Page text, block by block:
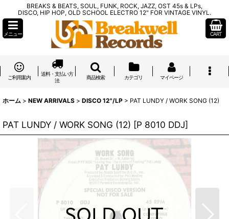
BREAKS & BEATS, SOUL, FUNK, ROCK, JAZZ, OST 45s & LPs,
DISCO, HIP HOP, OLD SCHOOL ELECTRO 12" FOR VINTAGE VINYL.
メニュー CART
ご利用案内
送料・支払い方
法
商品検索 カテゴリ マイページ
ホーム > NEW ARRIVALS > DISCO 12"/LP > PAT LUNDY / WORK SONG (12)
PAT LUNDY / WORK SONG (12) [P 8010 DDJ]